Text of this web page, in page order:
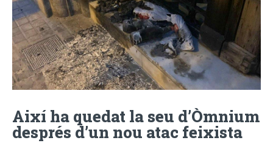
Així ha quedat la seu d’Òmnium
després d’un nou atac feixista